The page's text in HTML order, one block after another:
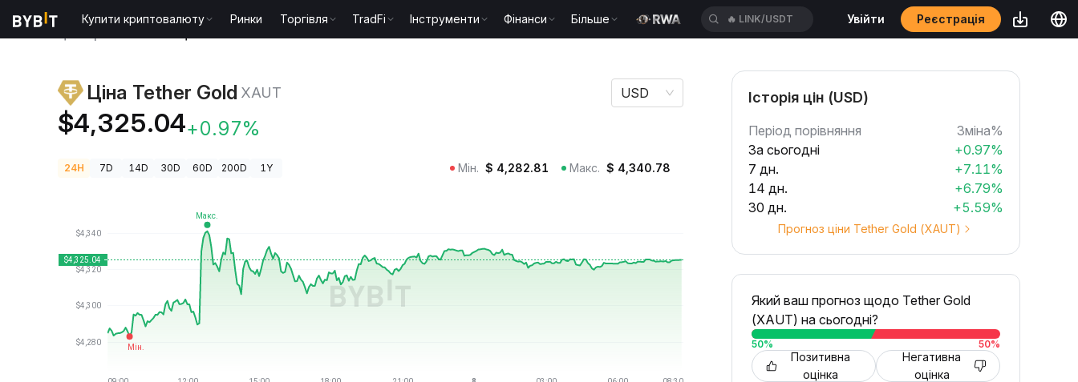
Купити криптовалюту Ринки Торгівля TradFi Інструменти Фінанси Більше 🔥 LINK/USDT Увійти Реєстрація
Ціна Tether Gold XAUT
$4,325.04+0.97%
USD
24H 7D 14D 30D 60D 200D 1Y Мін. $ 4,282.81 Макс. $ 4,340.78
Історія цін (USD)
Період порівняння
Зміна%
За сьогодні
+0.97%
7 дн.
+7.11%
14 дн.
+6.79%
30 дн.
+5.59%
Прогноз ціни Tether Gold (XAUT)
Який ваш прогноз щодо Tether Gold
(XAUT) на сьогодні?
50% 50%
Позитивна
оцінка
Негативна
оцінка